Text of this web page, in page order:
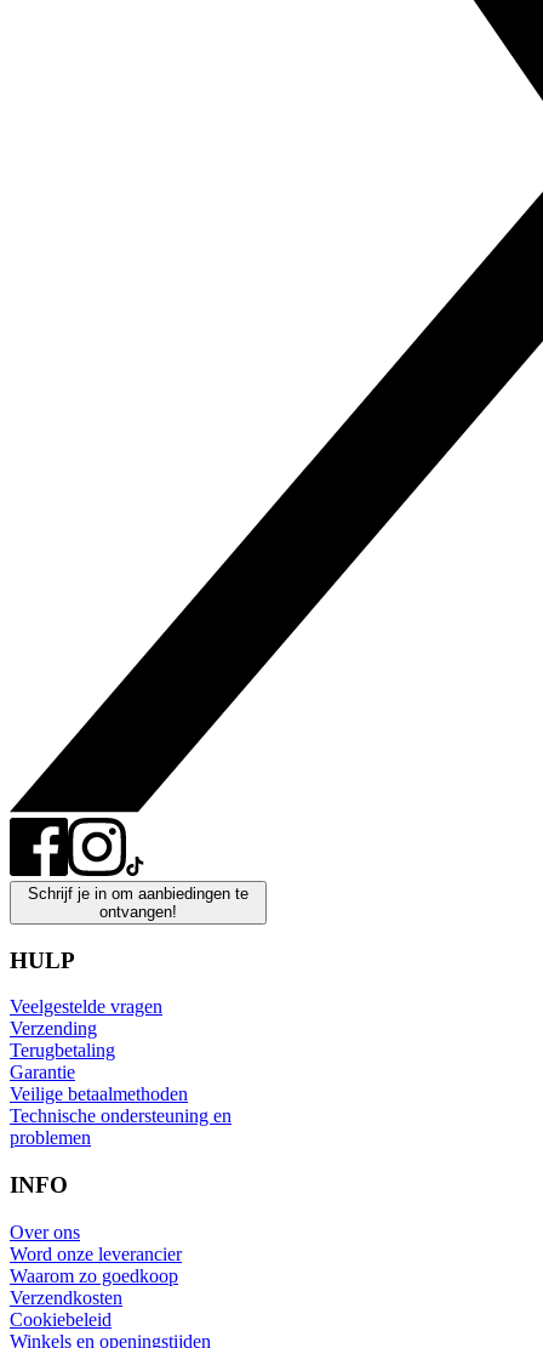
Schrijf je in om aanbiedingen te
ontvangen!
HULP
Veelgestelde vragen
Verzending
Terugbetaling
Garantie
Veilige betaalmethoden
Technische ondersteuning en
problemen
INFO
Over ons
Word onze leverancier
Waarom zo goedkoop
Verzendkosten
Cookiebeleid
Winkels en openingstijden